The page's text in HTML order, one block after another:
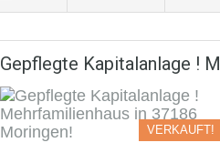
Gepflegte Kapitalanlage !
VERKAUFT!